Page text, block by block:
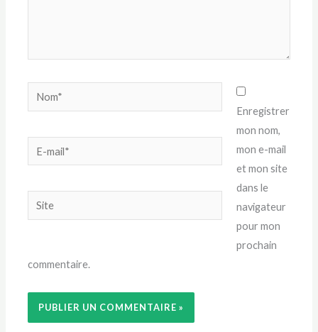
Nom*
E-
mail*
Site
Enregistrer
mon nom,
mon e-mail
et mon site
dans le
navigateur
pour mon
prochain
commentaire.